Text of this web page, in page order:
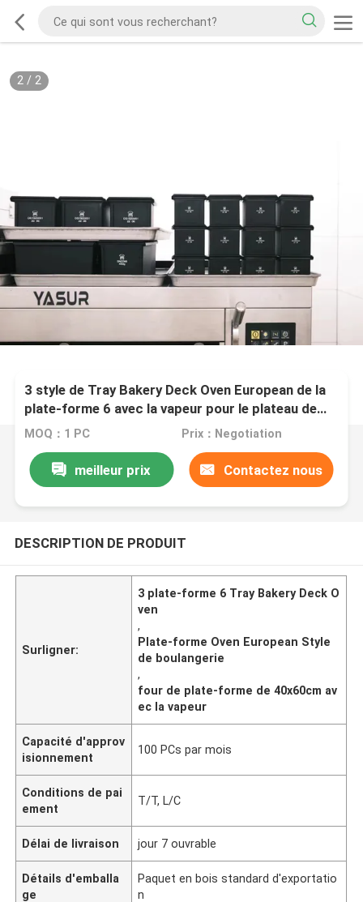
2/ 2
3 style de Tray Bakery Deck Oven European de la
plate-forme 6 avec la vapeur pour le plateau de
40X60cm
MOQ：1 PC Prix：Negotiation
meilleur prix Contactez nous
DESCRIPTION DE PRODUIT
Surligner:
3 plate-forme 6 Tray Bakery Deck O
ven
,
Plate-forme Oven European Style
de boulangerie
,
four de plate-forme de 40x60cm av
ec la vapeur
Capacité d'approv
isionnement
100 PCs par mois
Conditions de pai
ement
T/T, L/C
Délai de livraison jour 7 ouvrable
Détails d'emballa
ge
Paquet en bois standard d'exportatio
n